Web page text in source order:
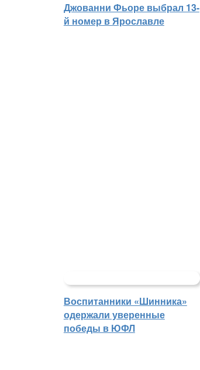
Джованни Фьоре выбрал 13-
й номер в Ярославле
Воспитанники «Шинника»
одержали уверенные
победы в ЮФЛ